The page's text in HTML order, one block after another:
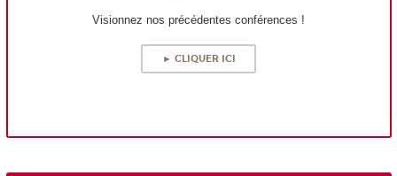
Visionnez nos précédentes conférences !
► CLIQUER ICI